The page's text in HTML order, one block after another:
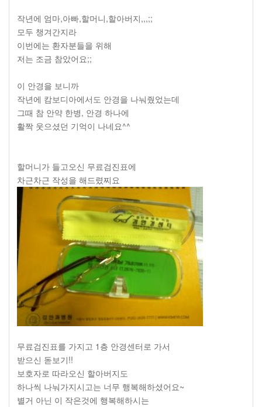
작년에 엄마,아빠,할머니,할아버지,,,;;
모두 챙겨간지라
이번에는 환자분들을 위해
저는 조금 참았어요;;
이 안경을 보니까
작년에 캄보디아에서도 안경을 나눠줬었는데
그때 참 안약 한병, 안경 하나에
활짝 웃으셨던 기억이 나네요^^
할머니가 들고오신 무료검진표에
차근차근 작성을 해드렸찌요
무료검진표를 가지고 1층 안경센터로 가서
받으신 돋보기!!
보호자로 따라오신 할아버지도
하나씩 나눠가지시고는 너무 행복해하셨어요~
별거 아닌 이 작은것에 행복해하시는